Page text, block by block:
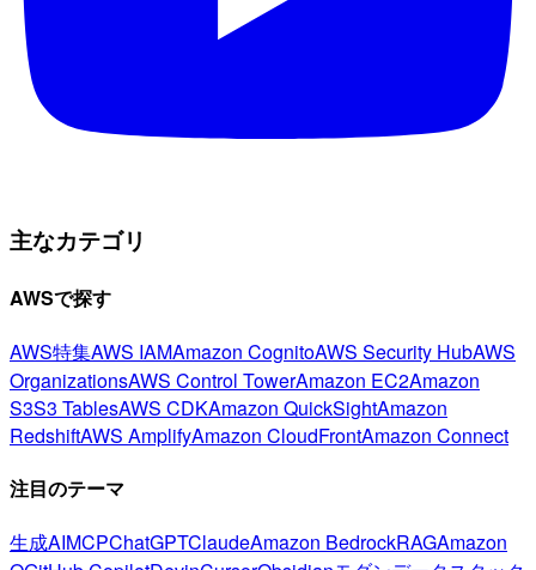
主なカテゴリ
AWSで探す
AWS特集AWS IAMAmazon CognitoAWS Security HubAWS
OrganizationsAWS Control TowerAmazon EC2Amazon
S3S3 TablesAWS CDKAmazon QuickSightAmazon
RedshiftAWS AmplifyAmazon CloudFrontAmazon Connect
注目のテーマ
生成AIMCPChatGPTClaudeAmazon BedrockRAGAmazon